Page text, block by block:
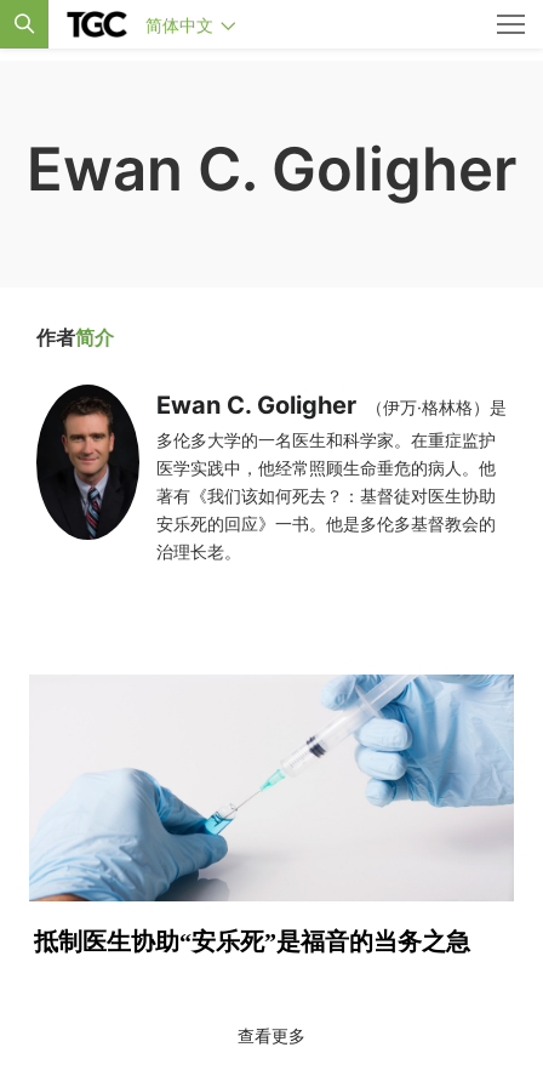
简体中文
Ewan C. Goligher
作者简介
Ewan C. Goligher
（伊万·格林格）是
多伦多大学的一名医生和科学家。在重症监护
医学实践中，他经常照顾生命垂危的病人。他
著有《我们该如何死去？：基督徒对医生协助
安乐死的回应》一书。他是多伦多基督教会的
治理长老。
抵制医生协助“安乐死”是福音的当务之急
查看更多